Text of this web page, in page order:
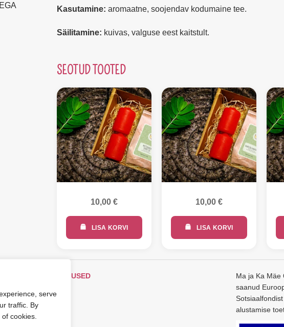
serve
traffic. By
cookies.
Kasutamine: aromaatne, soojendav kodumaine tee.
Säilitamine: kuivas, valguse eest kaitstult.
SEOTUD TOOTED
10,00 €
LISA KORVI
10,00 €
LISA KORVI
KASUTUSTINGIMUSED
MINU KONTO
OSTUKORV
Ma ja Ka Mäe
saanud
alustamise